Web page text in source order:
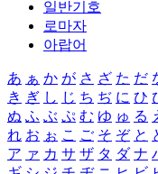
일반기호
로마자
아랍어
あ ぁ か が さ ざ た だ
き ぎ し じ ち ぢ に ひ
ぬ ふ ぶ ぷ む ゆ ゅ る
れ お ぉ こ ご そ ぞ と
ア ァ カ サ ザ タ ダ ナ